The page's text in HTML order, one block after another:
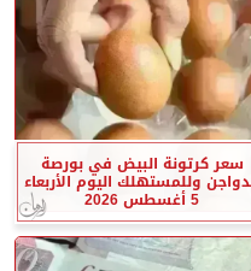
سعر كرتونة البيض في بورصة
وللمستهلك اليوم الأربعاء
5 أغسطس 2026